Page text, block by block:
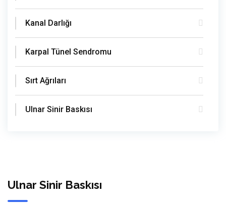
Kanal Darlığı
Karpal Tünel Sendromu
Sırt Ağrıları
Ulnar Sinir Baskısı
Ulnar Sinir Baskısı